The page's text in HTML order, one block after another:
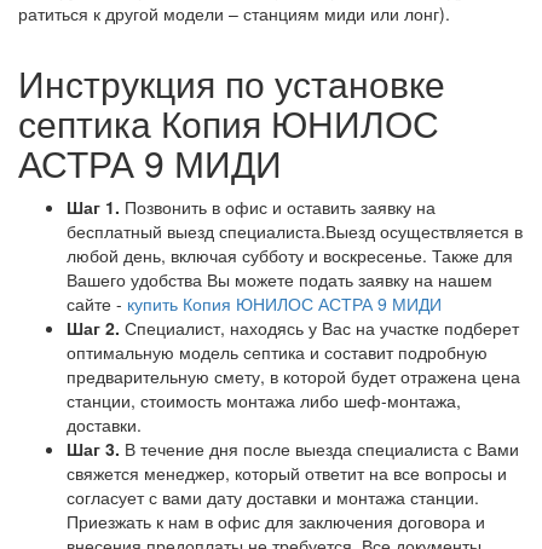
ра­тить­ся к дру­гой мо­де­ли – стан­ци­ям ми­ди или лонг).
Инструкция по установке
септика Копия ЮНИЛОС
АСТРА 9 МИДИ
Шаг 1. Позвонить в офис и оставить заявку на
бесплатный выезд специалиста.Выезд осуществляется в
любой день, включая субботу и воскресенье. Также для
Вашего удобства Вы можете подать заявку на нашем
сайте - купить Копия ЮНИЛОС АСТРА 9 МИДИ
Шаг 2. Специалист, находясь у Вас на участке подберет
оптимальную модель септика и составит подробную
предварительную смету, в которой будет отражена цена
станции, стоимость монтажа либо шеф-монтажа,
доставки.
Шаг 3. В течение дня после выезда специалиста с Вами
свяжется менеджер, который ответит на все вопросы и
согласует с вами дату доставки и монтажа станции.
Приезжать к нам в офис для заключения договора и